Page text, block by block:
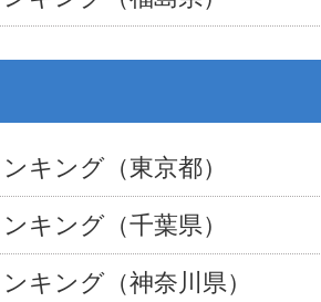
キング（東京都）
キング（千葉県）
キング（神奈川県）